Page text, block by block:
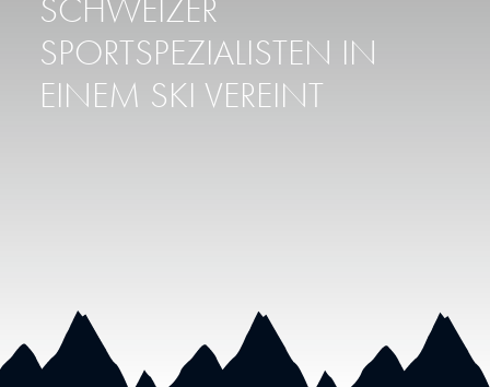
SPORTSPEZIALISTEN IN
EINEM SKI VEREINT